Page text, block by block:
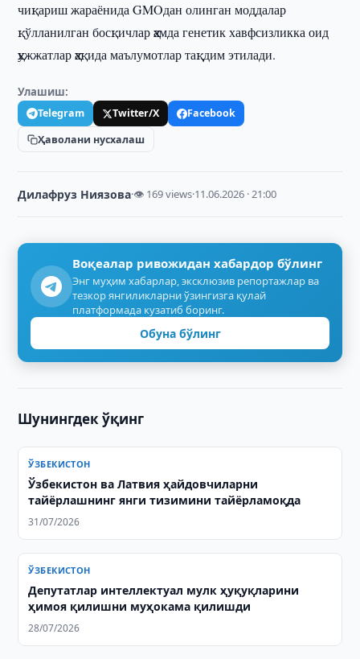
чиқариш жараёнида GMOдан олинган моддалар
қўлланилган босқичлар ҳамда генетик хавфсизликка оид
ҳужжатлар ҳақида маълумотлар тақдим этилади.
Улашиш:
Telegram Twitter/X
Facebook
Ҳаволани нусхалаш
Дилафруз Ниязова·👁 169 views·11.06.2026 · 21:00
Воқеалар ривожидан хабардор бўлинг
Энг муҳим хабарлар, эксклюзив репортажлар ва
тезкор янгиликларни ўзингизга қулай
платформада кузатиб боринг.
Обуна бўлинг
Шунингдек ўқинг
ЎЗБЕКИСТОН
Ўзбекистон ва Латвия ҳайдовчиларни
тайёрлашнинг янги тизимини тайёрламоқда
31/07/2026
ЎЗБЕКИСТОН
Депутатлар интеллектуал мулк ҳуқуқларини
ҳимоя қилишни муҳокама қилишди
28/07/2026